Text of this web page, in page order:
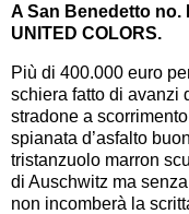
A San Benedetto no.
UNITED COLORS.
Più di 400.000 euro
schiera fatto di avanzi
stradone a
spianata d’asfalto
tristanzuolo marron
di Auschwitz ma
non incomberà la